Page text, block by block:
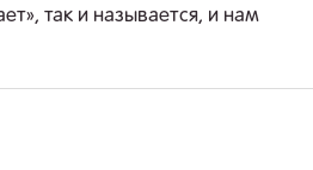
так и называется, и нам